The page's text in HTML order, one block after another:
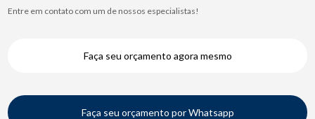
Entre em contato com um de nossos especialistas!
Faça seu orçamento agora mesmo
Faça seu orçamento por Whatsapp